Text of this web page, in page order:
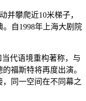
并攀爬近10米梯子，
自1998年上海大剧院
代语境重构著称，与
福斯特将再度出演。
同一空间在不同幕之